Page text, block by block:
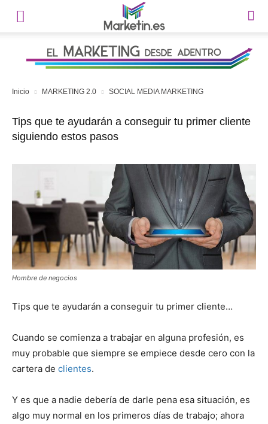
Inicio MARKETING 2.0 SOCIAL MEDIA MARKETING
Tips que te ayudarán a conseguir tu primer cliente
siguiendo estos pasos
Hombre de negocios
Tips que te ayudarán a conseguir tu primer cliente…
Cuando se comienza a trabajar en alguna profesión, es
muy probable que siempre se empiece desde cero con la
cartera de clientes.
Y es que a nadie debería de darle pena esa situación, es
algo muy normal en los primeros días de trabajo; ahora